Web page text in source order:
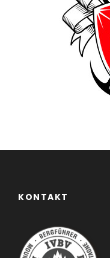
KONTAKT